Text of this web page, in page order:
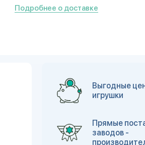
Подробнее о доставке
Выгодные
игрушки
Прямые
заводов -